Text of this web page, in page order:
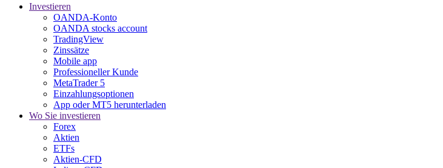
Investieren
OANDA-Konto
OANDA stocks account
TradingView
Zinssätze
Mobile app
Professioneller Kunde
MetaTrader 5
Einzahlungsoptionen
App oder MT5 herunterladen
Wo Sie investieren
Forex
Aktien
ETFs
Aktien-CFD